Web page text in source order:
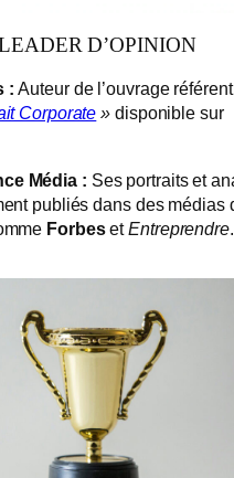
D’OPINION
: Auteur de l’ouvrage
Corporate » disponible sur
Média : Ses portraits et
publiés dans des médias
ForbesetEntreprendre.